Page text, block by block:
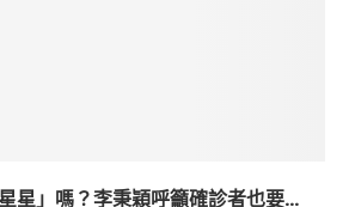
星」嗎？李秉穎呼籲確診者也要...